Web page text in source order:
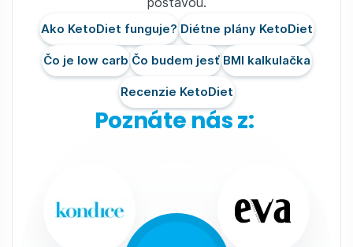
Ako KetoDiet funguje? Diétne plány KetoDiet
Čo je low carb Čo budem jesť BMI kalkulačka
Recenzie KetoDiet
Poznáte nás z: